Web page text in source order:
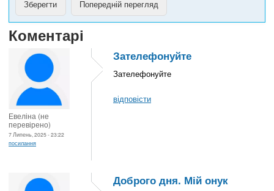
Коментарі
Евеліна (не
перевірено)
7 Липень, 2025 - 23:22
посилання
Зателефонуйте
Зателефонуйте
відповісти
Доброго дня. Мій онук